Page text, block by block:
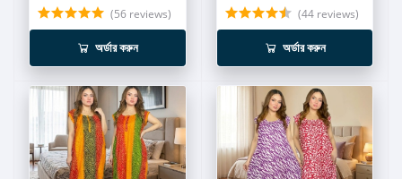
(56 reviews)
অর্ডার করুন
(44 reviews)
অর্ডার করুন